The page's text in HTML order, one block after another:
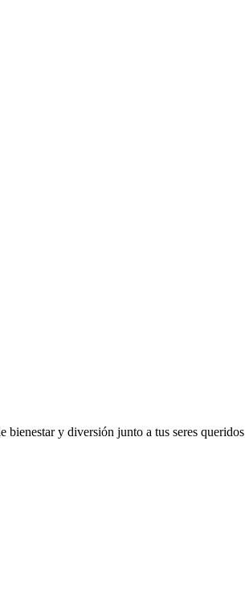
bienestar y diversión junto a tus seres queridos